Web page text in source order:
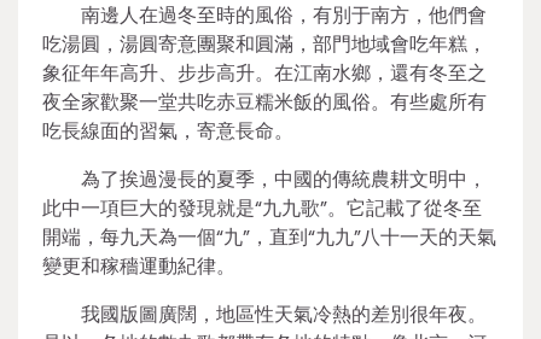
南邊人在過冬至時的風俗，有別于南方，他們會
吃湯圓，湯圓寄意團聚和圓滿，部門地域會吃年糕，
象征年年高升、步步高升。在江南水鄉，還有冬至之
夜全家歡聚一堂共吃赤豆糯米飯的風俗。有些處所有
吃長線面的習氣，寄意長命。
為了挨過漫長的夏季，中國的傳統農耕文明中，
此中一項巨大的發現就是“九九歌”。它記載了從冬至
開端，每九天為一個“九”，直到“九九”八十一天的天氣
變更和稼穡運動紀律。
我國版圖廣闊，地區性天氣冷熱的差別很年夜。